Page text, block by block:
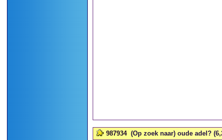
987934 (Op zoek naar) oude adel?